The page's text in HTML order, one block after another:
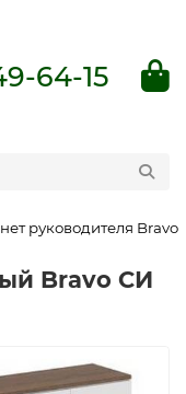
64-15
руководителя Bravo
Bravo СИ